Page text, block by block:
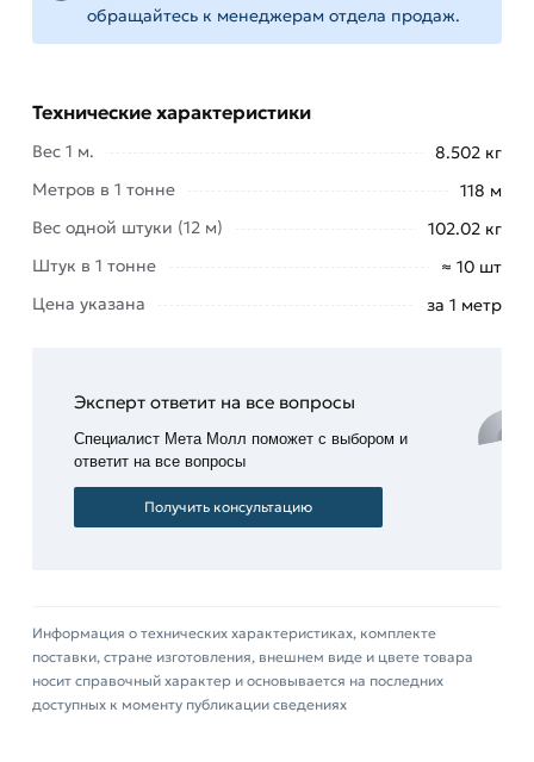
сертифицирован, соответствует всем
стандартам качества. Возврат купленного
обязательно).
обращайтесь к менеджерам отдела продаж.
Технические характеристики
Вес 1 м.
8.502 кг
Метров в 1 тонне
118 м
Вес одной штуки (12 м)
102.02 кг
Штук в 1 тонне
≈ 10 шт
Цена указана
за 1 метр
Эксперт ответит на все вопросы
Специалист Мета Молл поможет с выбором и
ответит на все вопросы
Получить консультацию
Информация о технических характеристиках, комплекте
поставки, стране изготовления, внешнем виде и цвете товара
носит справочный характер и основывается на последних
доступных к моменту публикации сведениях